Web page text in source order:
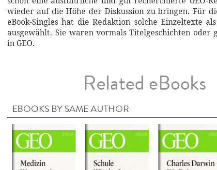
wieder auf die Höhe der Diskussion zu bringen. Für
eBook-Singles hat die Redaktion solche Einzeltexte
ausgewählt. Sie waren vormals Titelgeschichten oder
in GEO.
Related eBooks
EBOOKS BY SAME AUTHOR